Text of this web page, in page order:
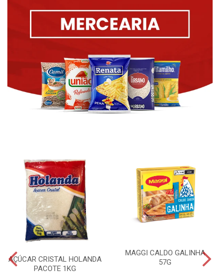
AÇÚCAR CRISTAL HOLANDA
PACOTE 1KG
MAGGI CALDO GALINHA
57G